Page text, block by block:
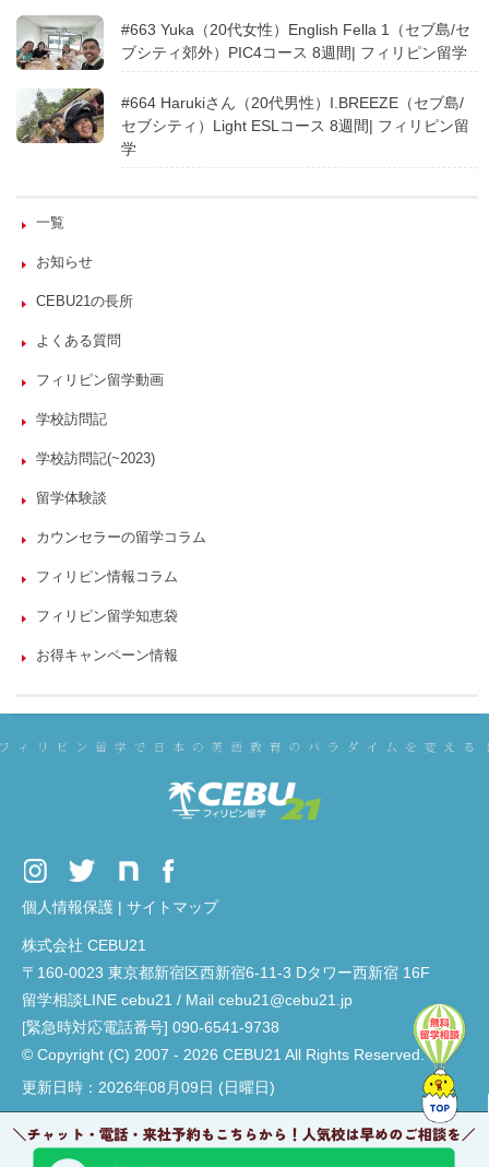
#663 Yuka（20代女性）English Fella 1（セブ島/セ
ブシティ郊外）PIC4コース 8週間| フィリピン留学
#664 Harukiさん（20代男性）I.BREEZE（セブ島/
セブシティ）Light ESLコース 8週間| フィリピン留
学
一覧
お知らせ
CEBU21の長所
よくある質問
フィリピン留学動画
学校訪問記
学校訪問記(~2023)
留学体験談
カウンセラーの留学コラム
フィリピン情報コラム
フィリピン留学知恵袋
お得キャンペーン情報
個人情報保護 | サイトマップ
株式会社 CEBU21
〒160-0023 東京都新宿区西新宿6-11-3 Dタワー西新宿 16F
留学相談LINE cebu21 / Mail cebu21@cebu21.jp
[緊急時対応電話番号] 090-6541-9738
© Copyright (C) 2007 - 2026 CEBU21 All Rights Reserved.
更新日時：2026年08月09日 (日曜日)